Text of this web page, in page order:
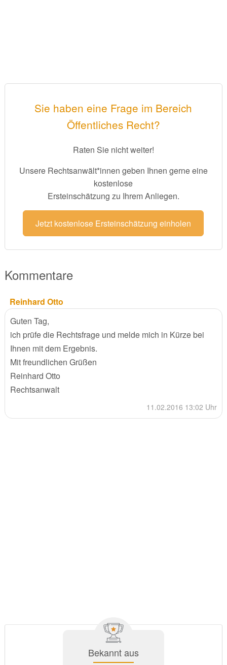
Sie haben eine Frage im Bereich
Öffentliches Recht?
Raten Sie nicht weiter!
Unsere Rechtsanwält*innen geben Ihnen gerne eine
kostenlose
Ersteinschätzung zu Ihrem Anliegen.
Jetzt kostenlose Ersteinschätzung einholen
Kommentare
Reinhard Otto
Guten Tag,
ich prüfe die Rechtsfrage und melde mich in Kürze bei
Ihnen mit dem Ergebnis.
Mit freundlichen Grüßen
Reinhard Otto
Rechtsanwalt
11.02.2016 13:02 Uhr
Bekannt aus